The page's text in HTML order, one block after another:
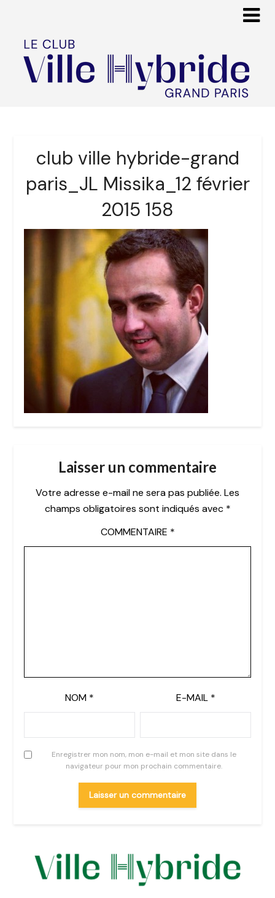
club ville hybride-grand
paris_JL Missika_12 février
2015 158
Laisser un commentaire
Votre adresse e-mail ne sera pas publiée. Les
champs obligatoires sont indiqués avec *
COMMENTAIRE *
NOM * E-MAIL *
Enregistrer mon nom, mon e-mail et mon site dans le
navigateur pour mon prochain commentaire.